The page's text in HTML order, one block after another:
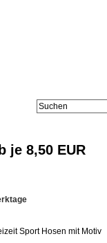
je 8,50 EUR
Sport Hosen mit Motiv